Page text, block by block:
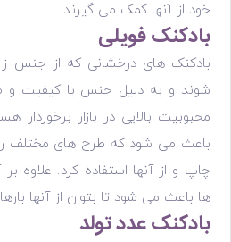
خود از آنها کمک می گیرند.
بادکنک فویلی
بادکنک های درخشانی که از جنس
شوند و به دلیل جنس با کیفیت و
محبوبیت بالایی در بازار
باعث می شود که طرح های مختلف را
چاپ و از آنها استفاده کرد. علاوه
ها باعث می شود تا بتوان از آنها
بادکنک عدد تولد